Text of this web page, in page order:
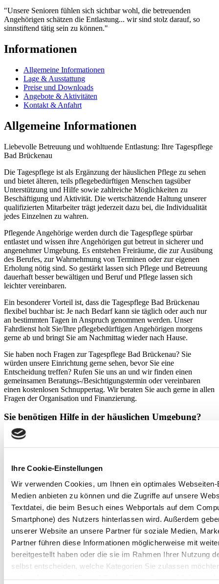
Ihre Cookie-Einstellungen
Wir verwenden Cookies, um Ihnen ein optimales
Medien anbieten zu können und die Zugriffe auf unsere
Textdatei, die beim Besuch eines Webportals auf dem
Smartphone) des Nutzers hinterlassen wird. Außerdem
unserer Website an unsere Partner für soziale Medien,
Partner führen diese Informationen möglicherweise mit
bereitgestellt haben oder die sie im Rahmen Ihrer Nutzung
selbst entscheiden, welche Kategorien Sie zulassen
"Unsere Senioren fühlen sich sichtbar wohl, die betreuenden
Angehörigen schätzen die Entlastung... wir sind stolz darauf, so
sinnstiftend tätig sein zu können."
Informationen
Allgemeine Informationen
Lage & Ausstattung
Preise und Downloads
Angebote & Aktivitäten
Kontakt & Anfahrt
Allgemeine Informationen
Liebevolle Betreuung und wohltuende Entlastung: Ihre Tagespflege
Bad Brückenau
Die Tagespflege ist als Ergänzung der häuslichen Pflege zu sehen
und bietet älteren, teils pflegebedürftigen Menschen tagsüber
Unterstützung und Hilfe sowie zahlreiche Möglichkeiten zu
Beschäftigung und Aktivität. Die wertschätzende Haltung unserer
qualifizierten Mitarbeiter trägt jederzeit dazu bei, die Individualität
jedes Einzelnen zu wahren.
Pflegende Angehörige werden durch die Tagespflege spürbar
entlastet und wissen ihre Angehörigen gut betreut in sicherer und
angenehmer Umgebung. Es entstehen Freiräume, die zur Ausübung
des Berufes, zur Wahrnehmung von Terminen oder zur eigenen
Erholung nötig sind. So gestärkt lassen sich Pflege und Betreuung
dauerhaft besser bewältigen und Beruf und Pflege lassen sich
leichter vereinbaren.
Ein besonderer Vorteil ist, dass die Tagespflege Bad Brückenau
flexibel buchbar ist: Je nach Bedarf kann sie täglich oder auch nur
an bestimmten Tagen in Anspruch genommen werden. Unser
Fahrdienst holt Sie/Ihre pflegebedürftigen Angehörigen morgens
gerne ab und bringt Sie am Nachmittag wieder nach Hause.
Sie haben noch Fragen zur Tagespflege Bad Brückenau? Sie
würden unsere Einrichtung gerne sehen, bevor Sie eine
Entscheidung treffen? Rufen Sie uns an und wir finden einen
gemeinsamen Beratungs-/Besichtigungstermin oder vereinbaren
einen kostenlosen Schnuppertag. Wir beraten Sie auch gerne in allen
Fragen der Organisation und Finanzierung.
Sie benötigen Hilfe in der häuslichen Umgebung?
Dann kann unser
Startseite
Impressum
Datenschutzerklärung
Barrierefreiheitserklärung
Facebook
Instagram
Youtube
Kununu
Xing